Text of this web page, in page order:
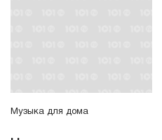
Музыка для дома